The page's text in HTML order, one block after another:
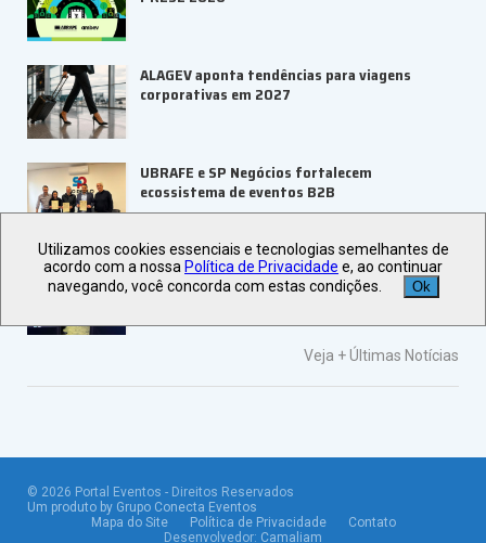
ALAGEV aponta tendências para viagens
corporativas em 2027
UBRAFE e SP Negócios fortalecem
ecossistema de eventos B2B
ABIH-SP orienta setor hoteleiro sobre
tributação e precificação
Veja +Últimas Notícias
© 2026 Portal Eventos - Direitos Reservados
Um produto by Grupo Conecta Eventos
Mapa do Site
Política de Privacidade
Contato
Desenvolvedor: Camaliam
Utilizamos cookies essenciais e tecnologias semelhantes de
acordo com a nossa Política de Privacidade e, ao continuar
navegando, você concorda com estas condições.
Ok